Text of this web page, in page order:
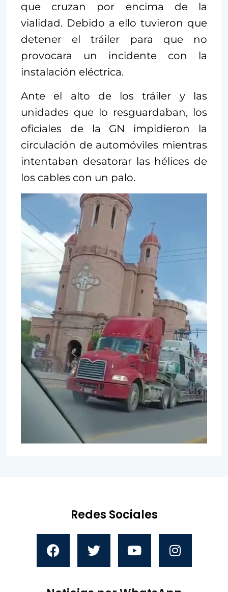
que cruzan por encima de la
vialidad. Debido a ello tuvieron que
detener el tráiler para que no
provocara un incidente con la
instalación eléctrica.
Ante el alto de los tráiler y las
unidades que lo resguardaban, los
oficiales de la GN impidieron la
circulación de automóviles mientras
intentaban desatorar las hélices de
los cables con un palo.
Redes Sociales